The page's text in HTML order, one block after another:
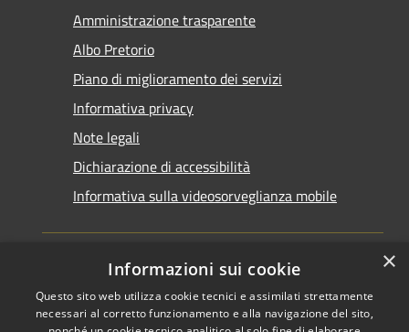
Amministrazione trasparente
Albo Pretorio
Piano di miglioramento dei servizi
Informativa privacy
Note legali
Dichiarazione di accessibilità
Informativa sulla videosorveglianza mobile
RSS
Copyright © 2026 • Comune di
×
Informazioni sui cookie
Questo sito web utilizza cookie tecnici e assimilati strettamente
necessari al corretto funzionamento e alla navigazione del sito,